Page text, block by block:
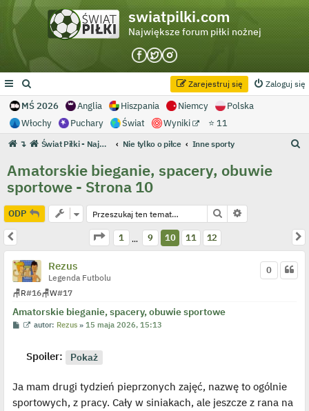
swiatpilki.com
Największe forum piłki nożnej
Zaloguj się
Zarejestruj się
MŚ 2026 Anglia Hiszpania Niemcy
Polska
Włochy
Puchary Świat Wyniki ⭐ 11
↴ Świat Piłki - Największe forum piłki nożnej Nie tylko o piłce Inne sporty
Amatorskie bieganie, spacery, obuwie
sportowe - Strona 10
ODP Szukaj
Strona
z12
1 … 9 10 11 12
Rezus
Legenda Futbolu
🪑R#16🪑W#17
Amatorskie bieganie, spacery, obuwie sportowe
0
P
W
w
i
l
o
autor: Rezus »15 maja 2026, 15:13
Spoiler:
Ja mam drugi tydzień pieprzonych zajęć, nazwę to ogólnie
sportowych, z pracy. Cały w siniakach, ale jeszcze z rana na